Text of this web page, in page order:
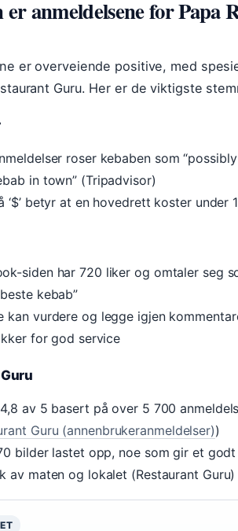
anmeldelsene for Papa
er overveiende positive, med
Guru. Her er de viktigste
roser kebaben som
in town” (Tripadvisor)
‘$’ betyr at en hovedrett koster under
siden har 720 liker og omtaler seg
kebab”
kan vurdere og legge igjen
for god service
av 5 basert på over 5 700
Guru (annenbrukeranmeldelser))
bilder lastet opp, noe som gir et godt
av maten og lokalet (Restaurant Guru)